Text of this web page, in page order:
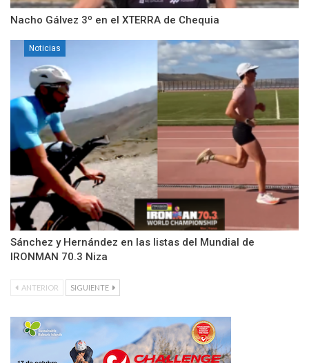
Nacho Gálvez 3º en el XTERRA de Chequia
Noticias
Sánchez y Hernández en las listas del Mundial de
IRONMAN 70.3 Niza
ANTERIOR SIGUIENTE